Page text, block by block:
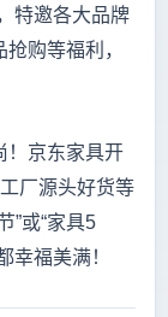
特邀各大品牌
购等福利，
！京东家具开
厂源头好货等
”或“家具5
幸福美满！